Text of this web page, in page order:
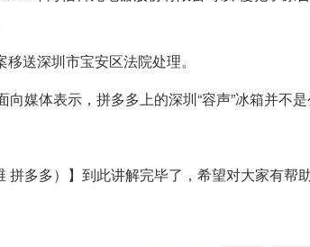
送深圳市宝安区法院处理。
媒体表示，拼多多上的深圳“容声”冰箱并不
多多）】到此讲解完毕了，希望对大家有帮助